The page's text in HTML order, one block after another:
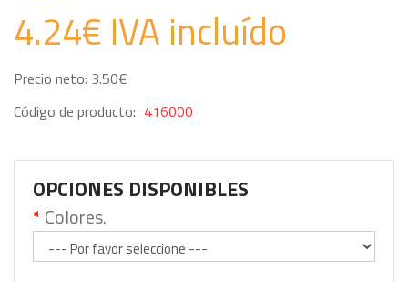
4.24€ IVA incluído
Precio neto: 3.50€
Código de producto: 416000
OPCIONES DISPONIBLES
Colores.